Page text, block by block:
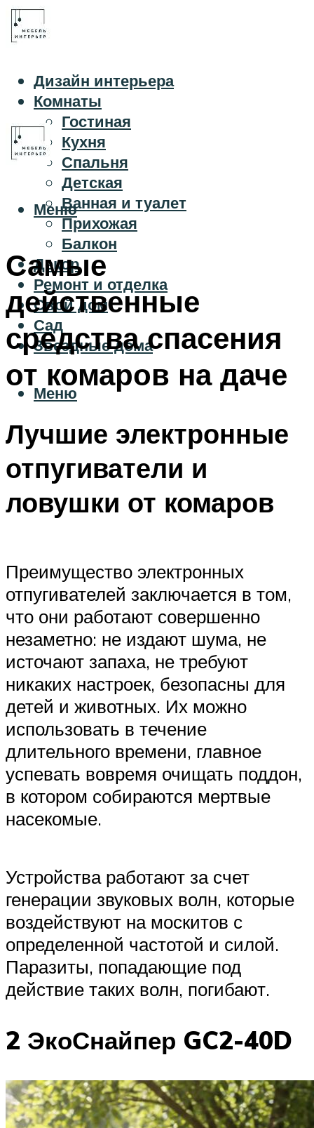
Дизайн интерьера
Комнаты
Гостиная
Кухня
Спальня
Детская
Ванная и туалет
Прихожая
Балкон
Декор
Ремонт и отделка
Свой дом
Сад
Звездные дома
Меню
Меню
Самые
действенные
средства спасения
от комаров на даче
Лучшие электронные
отпугиватели и
ловушки от комаров
Преимущество электронных
отпугивателей заключается в том,
что они работают совершенно
незаметно: не издают шума, не
источают запаха, не требуют
никаких настроек, безопасны для
детей и животных. Их можно
использовать в течение
длительного времени, главное
успевать вовремя очищать поддон,
в котором собираются мертвые
насекомые.
Устройства работают за счет
генерации звуковых волн, которые
воздействуют на москитов с
определенной частотой и силой.
Паразиты, попадающие под
действие таких волн, погибают.
2 ЭкоСнайпер GC2-40D